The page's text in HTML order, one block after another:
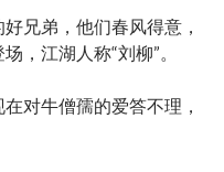
兄弟，他们春风得意，
，江湖人称“刘柳”。
对牛僧孺的爱答不理，